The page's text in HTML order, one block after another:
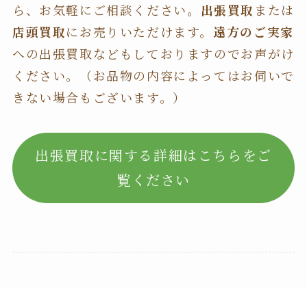
ら、お気軽にご相談ください。 出張買取 または
店頭買取にお売りいただけます。 遠方のご実家
への出張買取などもしておりますのでお声がけ
ください。（お品物の内容によってはお伺いで
きない場合もございます。）
出張買取に関する詳細はこちらをご
覧ください